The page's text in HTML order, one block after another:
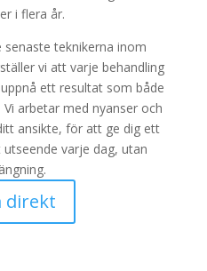
i flera år.
teknikerna inom
vi att varje behandling
ett resultat som både
arbetar med nyanser och
ansikte, för att ge dig ett
varje dag, utan
direkt